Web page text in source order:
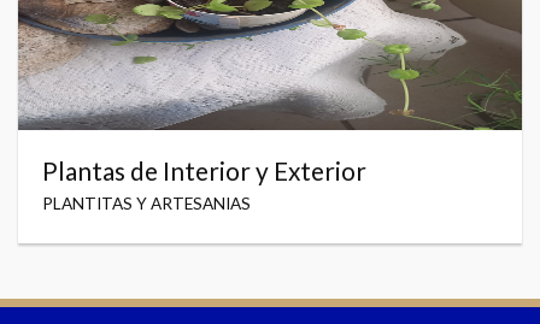
Plantas de Interior y Exterior
PLANTITAS Y ARTESANIAS